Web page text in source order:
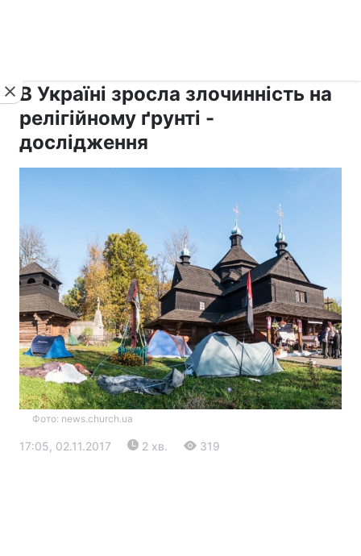
В Україні зросла злочинність на
релігійному ґрунті -
дослідження
Фото: news.church.ua
17:05, 02.11.2017 2 хв. 319